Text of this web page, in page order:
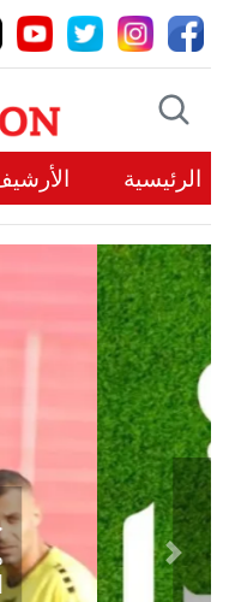
الرئيسية
حكاية
محسن
الأولىPrevious